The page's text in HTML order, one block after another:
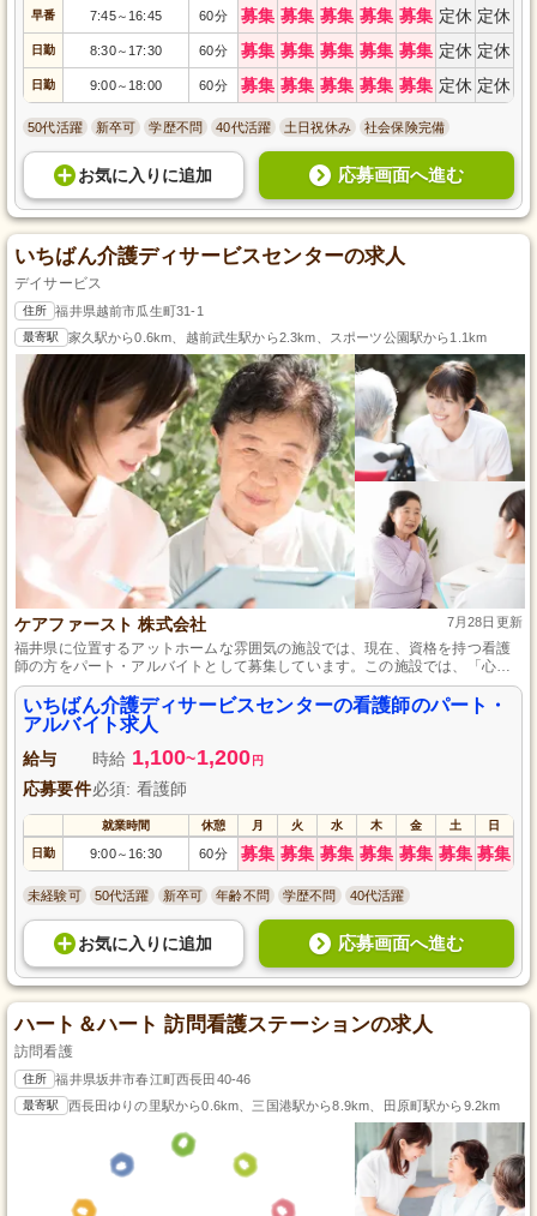
早番 7:45～ 16:45 60分 募集 募集 募集 募集 募集 定休 定休
日勤 8:30～ 17:30 60分 募集 募集 募集 募集 募集 定休 定休
日勤 9:00～ 18:00 60分 募集 募集 募集 募集 募集 定休 定休
50代活躍 新卒可 学歴不問 40代活躍 土日祝休み 社会保険完備
お気に入り に追加 応募画面へ進む
いちばん介護ディサービスセンターの求人
デイサービス
住所 福井県越前市瓜生町31-1
最寄駅 家久駅から0.6km、越前武生駅から2.3km、スポーツ公園駅から1.1km
ケアファースト 株式会社 7月28日更新
福井県に位置するアットホームな雰囲気の施設では、現在、資格を持つ看護
師の方をパート・アルバイトとして募集しています。この施設では、「心の
ふれあい」を大切にし、利用者様の豊かな生活を支援することに力を入れて
おります。シフトは相談に応じて柔軟に調整可能で、育児休暇や介護休暇も
充実しており、家庭を大切にしながら働ける環境です。また、スタッフ間の
助け合いの文化もあり、一緒にスキルアップを目指せる研修制度や資格取得
支援制度が整っています。
いちばん介護ディサービスセンターの看護師のパート・
アルバイト求人
給与 時給 1,100~1,200 円
応募要件必須: 看護師
就業時間 休憩 月 火 水 木 金 土 日
日勤 9:00～ 16:30 60分 募集 募集 募集 募集 募集 募集 募集
未経験可 50代活躍 新卒可 年齢不問 学歴不問 40代活躍
お気に入り に追加 応募画面へ進む
ハート＆ハート 訪問看護ステーションの求人
訪問看護
住所 福井県坂井市春江町西長田40-46
最寄駅 西長田ゆりの里駅から0.6km、三国港駅から8.9km、田原町駅から9.2km